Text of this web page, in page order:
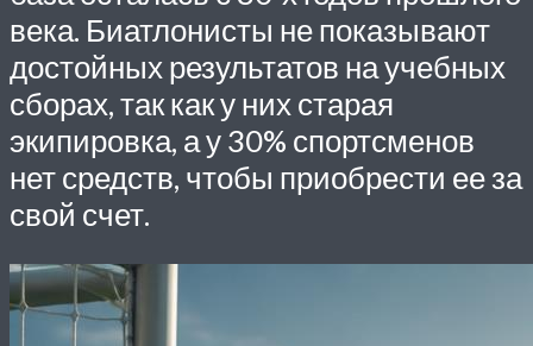
века. Биатлонисты не показывают
достойных результатов на учебных
сборах, так как у них старая
экипировка, а у 30% спортсменов
нет средств, чтобы приобрести ее за
свой счет.